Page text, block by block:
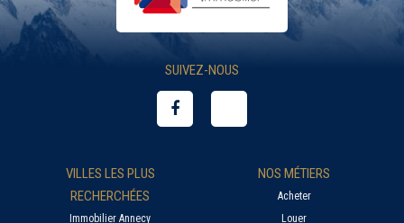
SUIVEZ-NOUS
VILLES LES PLUS
RECHERCHÉES
Immobilier Annecy
NOS MÉTIERS
Acheter
Louer